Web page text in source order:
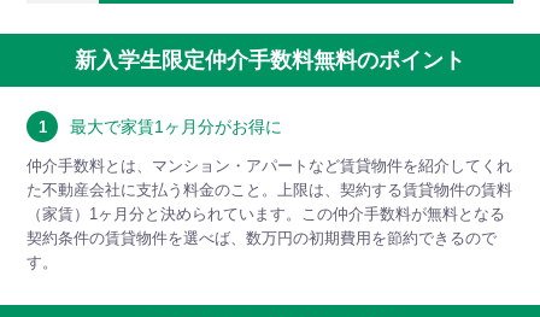
新入学生限定仲介手数料無料のポイント
1 最大で家賃1ヶ月分がお得に
仲介手数料とは、マンション・アパートなど賃貸物件を紹介してくれ
た不動産会社に支払う料金のこと。上限は、契約する賃貸物件の賃料
（家賃）1ヶ月分と決められています。この仲介手数料が無料となる
契約条件の賃貸物件を選べば、数万円の初期費用を節約できるので
す。